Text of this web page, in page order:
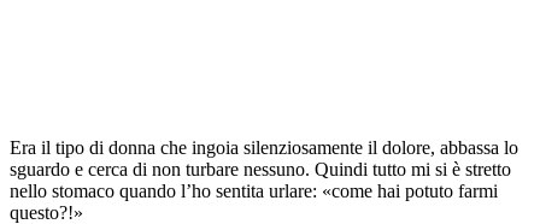
Era il tipo di donna che ingoia silenziosamente il dolore, abbassa lo
sguardo e cerca di non turbare nessuno. Quindi tutto mi si è stretto
nello stomaco quando l’ho sentita urlare: «come hai potuto farmi
questo?!»